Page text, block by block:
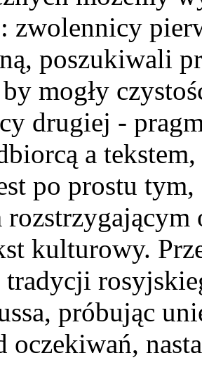
zwolennicy
poszukiwali
mogły
drugiej -
a
po prostu
kulturowy.
tradycji
próbując
oczekiwań,